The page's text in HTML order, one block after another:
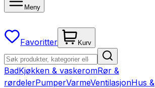
Meny
Favoritter Kurv
BadKjøkken & vaskeromRør &
rørdelerPumperVarmeVentilasjonHus &